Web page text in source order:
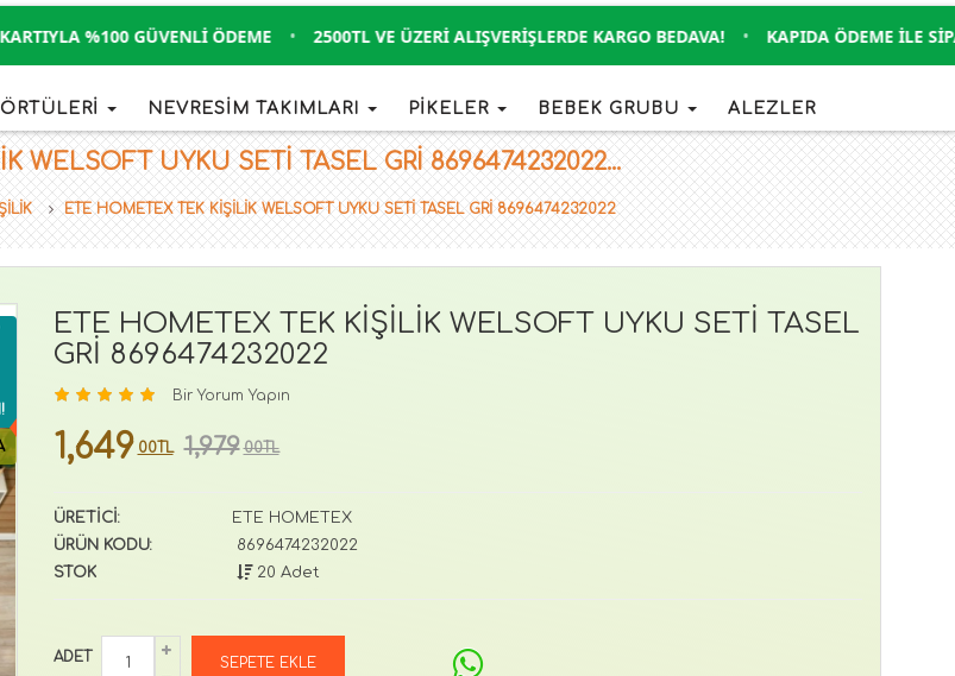
%100 GÜVENLI ÖDEME • 2500TL VE ÜZERI ALIŞVERIŞLERDE KARGO BEDAVA! • KAPIDA ÖDEME İLE
NEVRESİM TAKIMLARI PİKELER BEBEK GRUBU ALEZLER
WELSOFT UYKU SETİ TASEL GRİ 8696474232022...
ETE HOMETEX TEK KİŞİLİK WELSOFT UYKU SETİ TASEL GRİ 8696474232022
ETE HOMETEX TEK KİŞİLİK WELSOFT UYKU SETİ TASEL
GRİ 8696474232022
Bir Yorum Yapın
1,649 00TL 1,979 00TL
ÜRETİCİ:
ETE HOMETEX
ÜRÜN KODU:
8696474232022
STOK
20 Adet
ADET